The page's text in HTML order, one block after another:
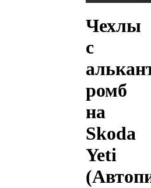
Чехлы
с
ромб
на
Skoda
Yeti